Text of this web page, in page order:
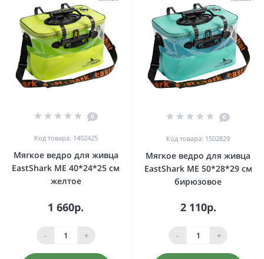
0
Код товара: 1402425
Мягкое ведро для живца
EastShark ME 40*24*25 см
желтое
1 660р.
- +
0
Код товара: 1502829
Мягкое ведро для живца
EastShark ME 50*28*29 см
бирюзовое
2 110р.
- +